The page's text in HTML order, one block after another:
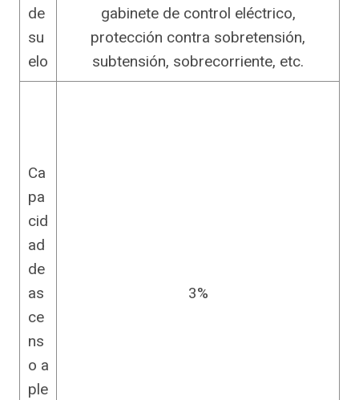
de
su
elo
gabinete de control eléctrico,
protección contra sobretensión,
subtensión, sobrecorriente, etc.
Ca
pa
cid
ad
de
as
ce
ns
o a
ple
3%